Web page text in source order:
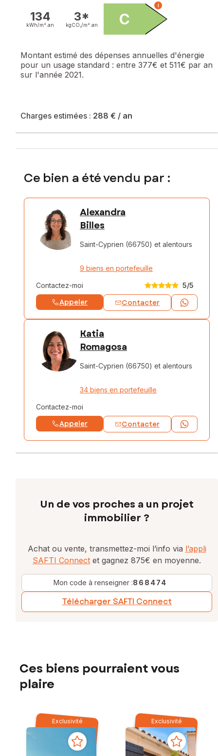
134
kWh/m². an
3*
kgCO₂/m². an C
i
Montant estimé des dépenses annuelles d'énergie
pour un usage standard : entre 377€ et 511€ par an
sur l'année 2021.
Charges estimées : 288 € / an
Ce bien a été vendu par :
Alexandra
Billes
Saint-Cyprien (66750) et alentours
9 biens en portefeuille
Contactez-moi 5/5
Appeler Contacter
Katia
Romagosa
Saint-Cyprien (66750) et alentours
34 biens en portefeuille
Contactez-moi
Appeler Contacter
Un de vos proches a un projet
immobilier ?
Achat ou vente, transmettez-moi l’info via l’appli
SAFTI Connect et gagnez 875€ en moyenne.
Mon code à renseigner :868474
Télécharger SAFTI Connect
Ces biens pourraient vous
plaire
Exclusivité Exclusivité